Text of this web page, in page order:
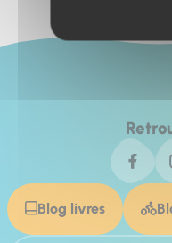
Blog livres